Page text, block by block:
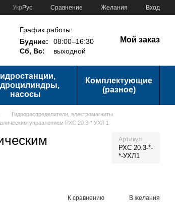
Укр Рус Сравнение Желания Вход
График работы:
Будние:
08:00–16:30
Сб, Вс:
выходной
Мой заказ
насосы
Комплектующие
(разное)
Гидрораспределители, электромагниты
управлением РХС 20.3-* УХЛ 1
Артикул
РХС 20.3-*-
*-УХЛ1
К сравнению В желания